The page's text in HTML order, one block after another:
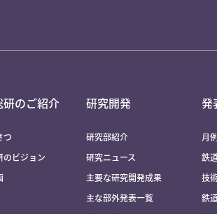
研のご紹介
つ
のビジョン
研究開発
研究部紹介
研究ニュース
主要な研究開発成果
主な部外発表一覧
発
月
鉄
技
鉄